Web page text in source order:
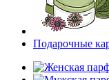
Подарочные